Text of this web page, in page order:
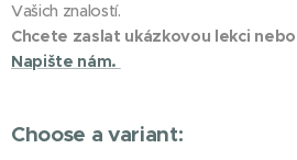
Vašich znalostí.
Chcete zaslat ukázkovou lekci
Napište nám.
Choose a variant: